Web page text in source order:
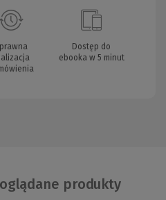
Dostęp do
ebooka w 5 minut
produkty